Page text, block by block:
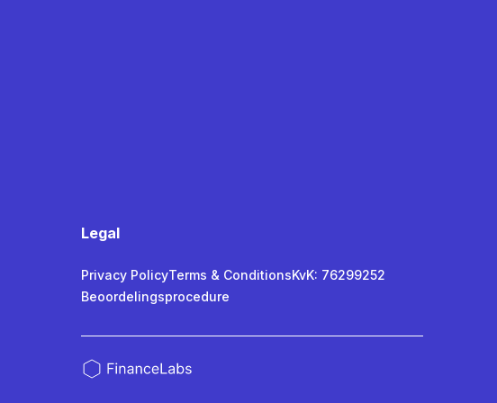
Legal
Privacy PolicyTerms & ConditionsKvK: 76299252
Beoordelingsprocedure